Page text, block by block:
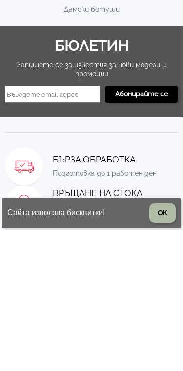
Дамски ботуши
БЮЛЕТИН
Запишете се за известия за нови модели и
промоции
БЪРЗА ОБРАБОТКА
Подготовка до 1 работен ден
ВРЪЩАНЕ НА СТОКА
стоката
Сайта използва бисквитки! ОК